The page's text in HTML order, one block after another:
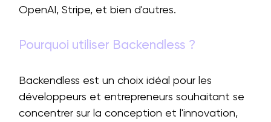
OpenAI, Stripe, et bien d'autres.
Pourquoi utiliser Backendless ?
Backendless est un choix idéal pour les
développeurs et entrepreneurs souhaitant se
concentrer sur la conception et l'innovation,